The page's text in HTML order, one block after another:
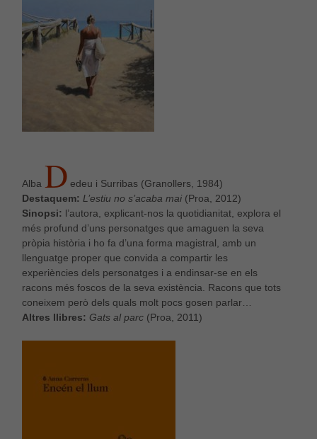
Alba D edeu i Surribas (Granollers, 1984)
Destaquem: L’estiu no s’acaba mai (Proa, 2012)
Sinopsi: l’autora, explicant-nos la quotidianitat, explora el
més profund d’uns personatges que amaguen la seva
pròpia història i ho fa d’una forma magistral, amb un
llenguatge proper que convida a compartir les
experiències dels personatges i a endinsar-se en els
racons més foscos de la seva existència. Racons que tots
coneixem però dels quals molt pocs gosen parlar…
Altres llibres: Gats al parc (Proa, 2011)